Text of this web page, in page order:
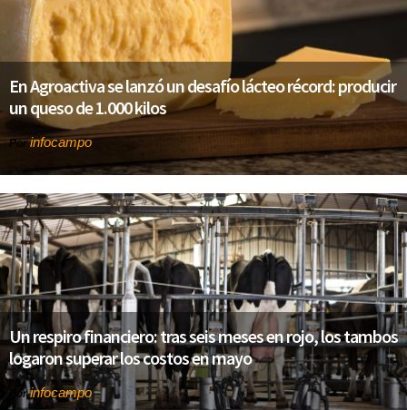
En Agroactiva se lanzó un desafío lácteo récord: producir
un queso de 1.000 kilos
Porinfocampo
Un respiro financiero: tras seis meses en rojo, los tambos
logaron superar los costos en mayo
Porinfocampo